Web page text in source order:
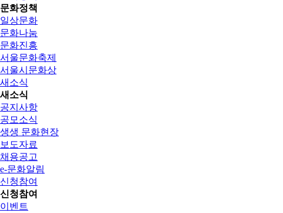
문화정책
일상문화
문화나눔
문화진흥
서울문화축제
서울시문화상
새소식
새소식
공지사항
공모소식
생생 문화현장
보도자료
채용공고
e-문화알림
신청참여
신청참여
이벤트